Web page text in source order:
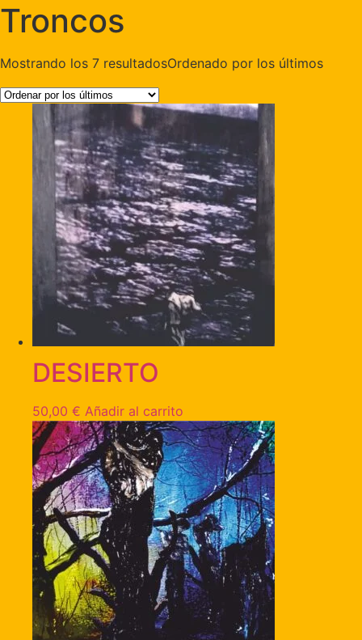
Troncos
Mostrando los 7 resultadosOrdenado por los últimos
DESIERTO
50,00 € Añadir al carrito